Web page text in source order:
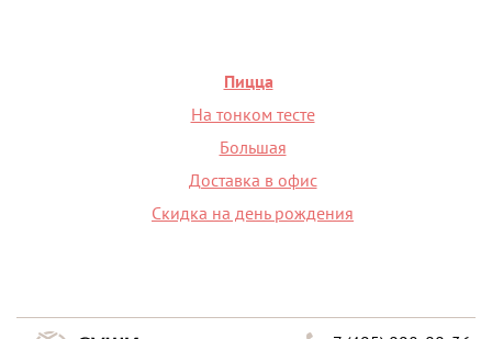
Пицца
На тонком тесте
Большая
Доставка в офис
Скидка на день рождения